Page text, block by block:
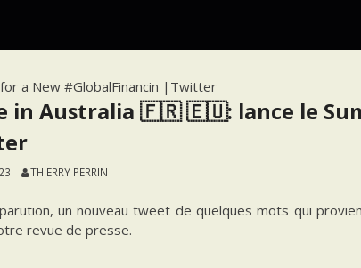
a New #GlobalFinancin |Twitter
in Australia 🇫🇷 🇪🇺: lance le
THIERRY PERRIN
un nouveau tweet de quelques mots qui
revue de presse.